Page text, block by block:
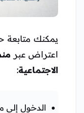
يمكنك متابعة
اعتراض عبر
الاجتماعية:
الدخول إلى